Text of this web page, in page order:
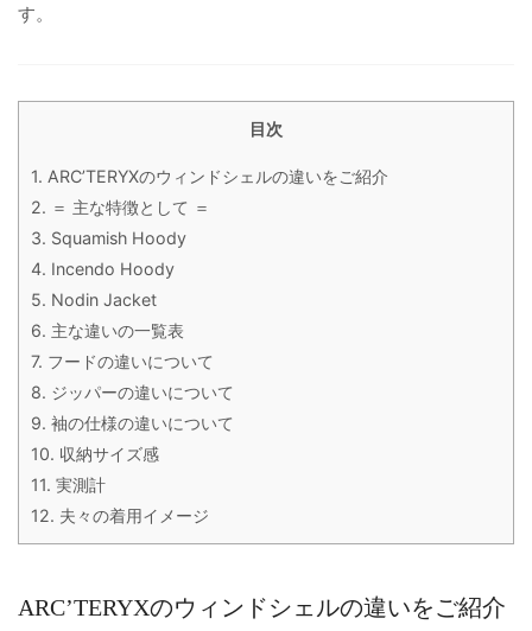
す。
目次
1. ARC’TERYXのウィンドシェルの違いをご紹介
2. ＝ 主な特徴として ＝
3. Squamish Hoody
4. Incendo Hoody
5. Nodin Jacket
6. 主な違いの一覧表
7. フードの違いについて
8. ジッパーの違いについて
9. 袖の仕様の違いについて
10. 収納サイズ感
11. 実測計
12. 夫々の着用イメージ
ARC’TERYXのウィンドシェルの違いをご紹介